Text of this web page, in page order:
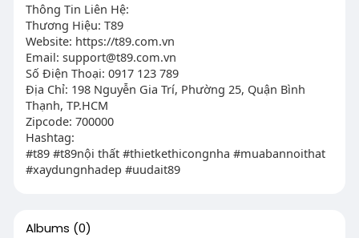
Thông Tin Liên Hệ:
Thương Hiệu: T89
Website: https://t89.com.vn
Email: support@t89.com.vn
Số Điện Thoại: 0917 123 789
Địa Chỉ: 198 Nguyễn Gia Trí, Phường 25, Quận Bình
Thạnh, TP.HCM
Zipcode: 700000
Hashtag:
#t89 #t89nội thất #thietkethicongnha #muabannoithat
#xaydungnhadep #uudait89
Albums (0)